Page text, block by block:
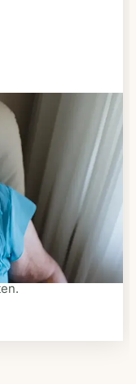
Ihres Anbieters
Sie telefonisch,
Anbieters.
Essen zum
vielen
auch